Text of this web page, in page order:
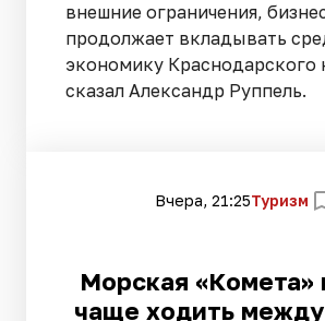
внешние ограничения,
продолжает вкладывать
экономику Краснодарского
сказал Александр Руппель.
Вчера, 21:25Туризм
Морская «Комета»
чаще ходить